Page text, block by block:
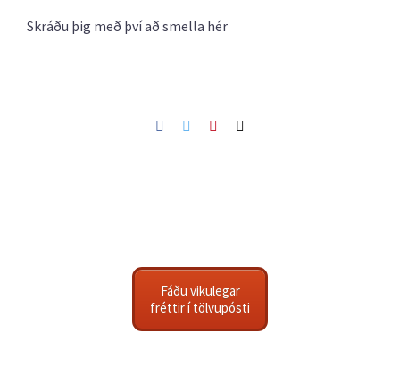
Skráðu þig með því að smella hér
Facebook
TwitterPinterest
Fáðu vikulegar
fréttir í tölvupósti